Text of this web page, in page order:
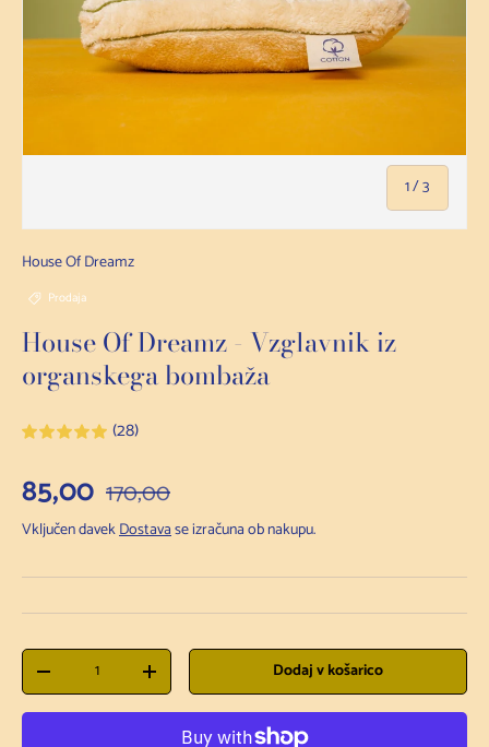
1/na
3
House Of Dreamz
Prodaja
House Of Dreamz - Vzglavnik iz
organskega bombaža
(28)
Prodajna cena
85,00 Redna cena
170,00
Vključen davekDostavase izračuna ob nakupu.
Količina
Zmanjšanje količinePovečanje količine Dodaj v košarico